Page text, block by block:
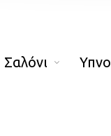
Σαλόνι